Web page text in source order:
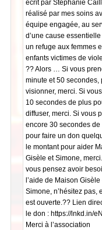
écrit par Stéphanie
réalisé par mes soins
équipe engagée, au
d’une cause essentielle
un refuge aux femmes
enfants victimes de
?? Alors … Si vous
minute et 50 secondes,
visionner, merci. Si
10 secondes de plus
diffuser, merci. Si vous
encore 30 secondes de
pour faire un don
le montant pour aider
Gisèle et Simone,
vous pensez avoir
l’aide de Maison Gisèle
Simone, n’hésitez pas,
est ouverte.?? Lien
le don : https://lnkd.in/
Merci à l’association